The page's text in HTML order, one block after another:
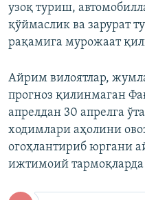
узоқ туриш,
қўймаслик ва зарурат
рақамига мурожаат
Айрим вилоятлар,
прогноз қилинмаган
апрелдан 30 апрелга
ходимлари аҳолини
огоҳлантириб юргани
ижтимоий тармоқларда